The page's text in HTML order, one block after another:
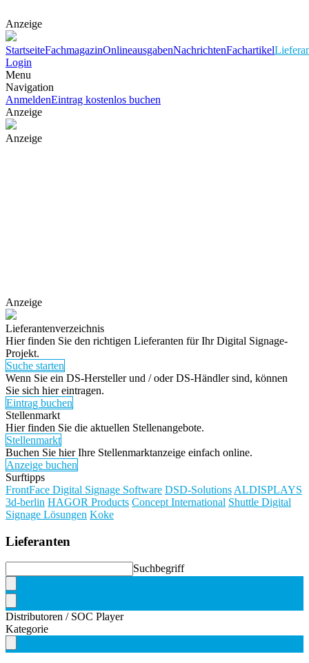
Anzeige
StartseiteFachmagazinOnlineausgabenNachrichtenFachartikel
Login
Menu
Navigation
AnmeldenEintrag kostenlos buchen
Anzeige
Anzeige
Anzeige
Lieferantenverzeichnis
Hier finden Sie den richtigen Lieferanten für Ihr Digital Signage-
Projekt.
Suche starten
Wenn Sie ein DS-Hersteller und / oder DS-Händler sind, können
Sie sich hier eintragen.
Eintrag buchen
Stellenmarkt
Hier finden Sie die aktuellen Stellenangebote.
Stellenmarkt
Buchen Sie hier Ihre Stellenmarktanzeige einfach online.
Anzeige buchen
Surftipps
FrontFace Digital Signage Software DSD-Solutions ALDISPLAYS
3d-berlin HAGOR Products Concept International Shuttle Digital
Signage Lösungen Koke
Lieferanten
Suchbegriff
Distributoren / SOC Player
Kategorie